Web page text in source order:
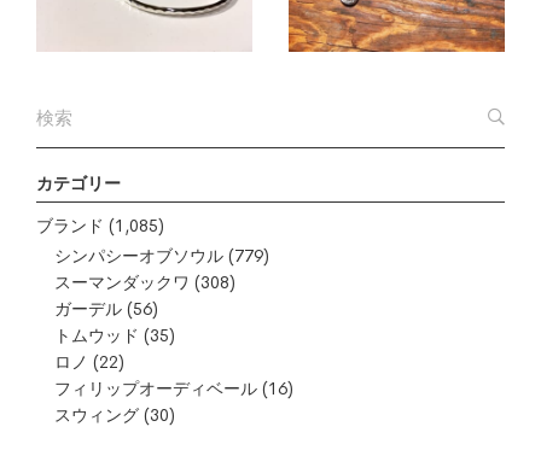
カテゴリー
ブランド (1,085)
シンパシーオブソウル (779)
スーマンダックワ (308)
ガーデル (56)
トムウッド (35)
ロノ (22)
フィリップオーディベール (16)
スウィング (30)